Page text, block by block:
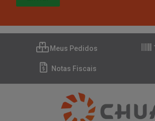
Meus Pedidos
Notas Fiscais